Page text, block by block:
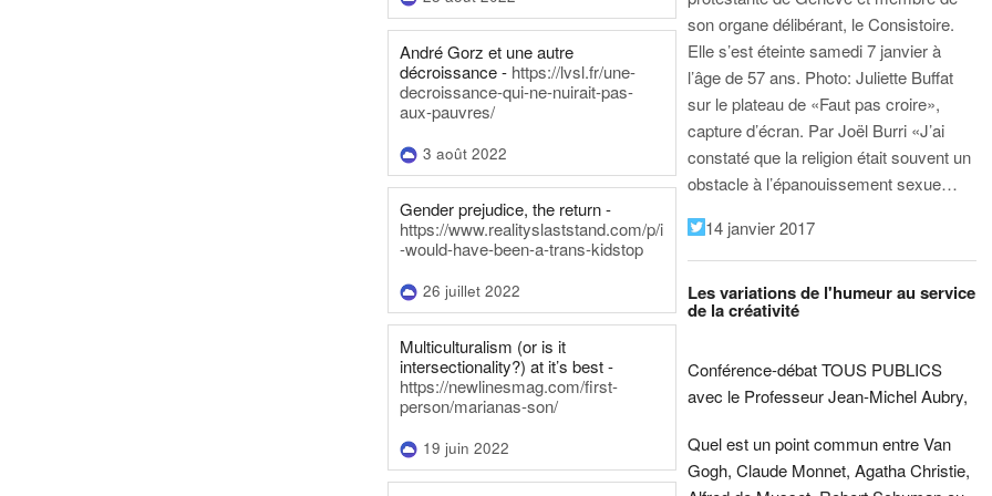
André Gorz et une autre
décroissance - https://lvsl.fr/une-
decroissance-qui-ne-nuirait-pas-
aux-pauvres/
3 août 2022
Gender prejudice, the return -
https://www.realityslaststand.com/p/i
-would-have-been-a-trans-kidstop
26 juillet 2022
Multiculturalism (or is it
intersectionality?) at it’s best -
https://newlinesmag.com/first-
person/marianas-son/
19 juin 2022
son organe délibérant, le Consistoire.
Elle s’est éteinte samedi 7 janvier à
l’âge de 57 ans. Photo: Juliette Buffat
sur le plateau de «Faut pas croire»,
capture d’écran. Par Joël Burri «J’ai
constaté que la religion était souvent un
obstacle à l’épanouissement sexue…
14 janvier 2017
Les variations de l'humeur au service
de la créativité
Conférence-débat TOUS PUBLICS
avec le Professeur Jean-Michel Aubry,
Quel est un point commun entre Van
Gogh, Claude Monnet, Agatha Christie,